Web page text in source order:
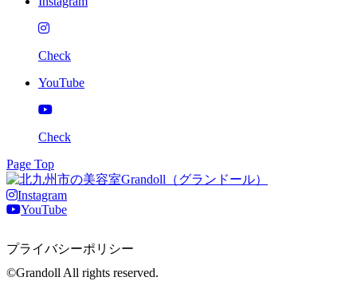
Check
YouTube
Check
Page Top
Instagram
YouTube
プライバシーポリシー
©Grandoll All rights reserved.